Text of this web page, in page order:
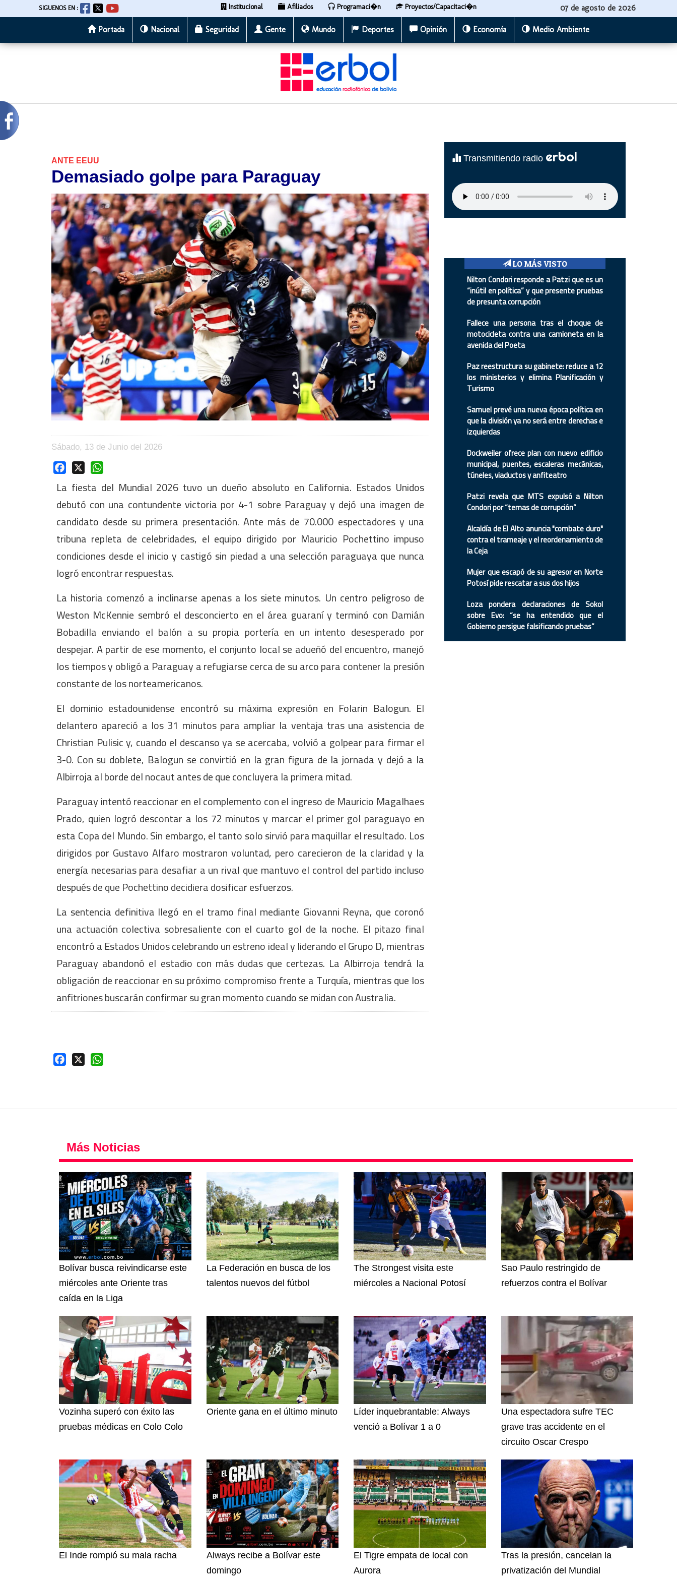
al
SIGUENOS EN : Institucional Afiliados Programaci�n Proyectos/Capacitaci�n 07 de agosto de 2026
Portada Nacional Seguridad Gente Mundo Deportes Opinión Economía Medio Ambiente
ANTE EEUU
Demasiado golpe para Paraguay
Sábado, 13 de Junio del 2026
Facebook
La fiesta del Mundial 2026 tuvo un dueño absoluto en California. Estados Unidos
debutó con una contundente victoria por 4-1 sobre Paraguay y dejó una imagen de
candidato desde su primera presentación. Ante más de 70.000 espectadores y una
tribuna repleta de celebridades, el equipo dirigido por Mauricio Pochettino impuso
condiciones desde el inicio y castigó sin piedad a una selección paraguaya que nunca
logró encontrar respuestas.
La historia comenzó a inclinarse apenas a los siete minutos. Un centro peligroso de
Weston McKennie sembró el desconcierto en el área guaraní y terminó con Damián
Bobadilla enviando el balón a su propia portería en un intento desesperado por
despejar. A partir de ese momento, el conjunto local se adueñó del encuentro, manejó
los tiempos y obligó a Paraguay a refugiarse cerca de su arco para contener la presión
constante de los norteamericanos.
El dominio estadounidense encontró su máxima expresión en Folarin Balogun. El
delantero apareció a los 31 minutos para ampliar la ventaja tras una asistencia de
Christian Pulisic y, cuando el descanso ya se acercaba, volvió a golpear para firmar el
3-0. Con su doblete, Balogun se convirtió en la gran figura de la jornada y dejó a la
Albirroja al borde del nocaut antes de que concluyera la primera mitad.
Paraguay intentó reaccionar en el complemento con el ingreso de Mauricio Magalhaes
Prado, quien logró descontar a los 72 minutos y marcar el primer gol paraguayo en
esta Copa del Mundo. Sin embargo, el tanto solo sirvió para maquillar el resultado. Los
dirigidos por Gustavo Alfaro mostraron voluntad, pero carecieron de la claridad y la
energía necesarias para desafiar a un rival que mantuvo el control del partido incluso
después de que Pochettino decidiera dosificar esfuerzos.
La sentencia definitiva llegó en el tramo final mediante Giovanni Reyna, que coronó
una actuación colectiva sobresaliente con el cuarto gol de la noche. El pitazo final
encontró a Estados Unidos celebrando un estreno ideal y liderando el Grupo D, mientras
Paraguay abandonó el estadio con más dudas que certezas. La Albirroja tendrá la
obligación de reaccionar en su próximo compromiso frente a Turquía, mientras que los
anfitriones buscarán confirmar su gran momento cuando se midan con Australia.
Facebook
Transmitiendo radio erbol
LO MÁS VISTO
Nilton Condori responde a Patzi que es un
“inútil en política” y que presente pruebas
de presunta corrupción
Fallece una persona tras el choque de
motocicleta contra una camioneta en la
avenida del Poeta
Paz reestructura su gabinete: reduce a 12
los ministerios y elimina Planificación y
Turismo
Samuel prevé una nueva época política en
que la división ya no será entre derechas e
izquierdas
Dockweiler ofrece plan con nuevo edificio
municipal, puentes, escaleras mecánicas,
túneles, viaductos y anfiteatro
Patzi revela que MTS expulsó a Nilton
Condori por “temas de corrupción”
Alcaldía de El Alto anuncia "combate duro"
contra el trameaje y el reordenamiento de
la Ceja
Mujer que escapó de su agresor en Norte
Potosí pide rescatar a sus dos hijos
Loza pondera declaraciones de Sokol
sobre Evo: “se ha entendido que el
Gobierno persigue falsificando pruebas”
Más Noticias
Bolívar busca reivindicarse este
miércoles ante Oriente tras
caída en la Liga
La Federación en busca de los
talentos nuevos del fútbol
The Strongest visita este
miércoles a Nacional Potosí
Sao Paulo restringido de
refuerzos contra el Bolívar
Vozinha superó con éxito las
pruebas médicas en Colo Colo
Oriente gana en el último minuto
Líder inquebrantable: Always
venció a Bolívar 1 a 0
Una espectadora sufre TEC
grave tras accidente en el
circuito Oscar Crespo
El Inde rompió su mala racha
Always recibe a Bolívar este
domingo
El Tigre empata de local con
Aurora
Tras la presión, cancelan la
privatización del Mundial